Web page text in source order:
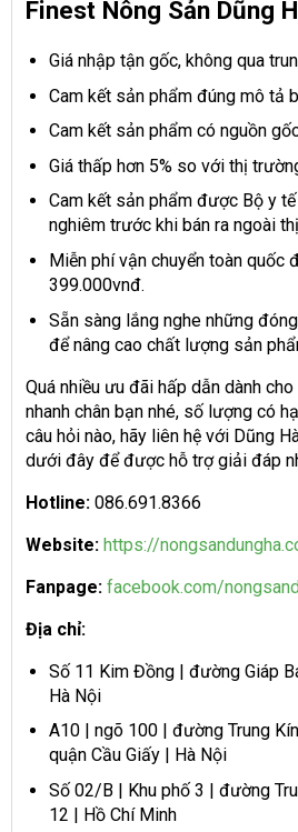
Finest Nông Sản Dũng
Giá nhập tận gốc, không qua
Cam kết sản phẩm đúng mô tả
Cam kết sản phẩm có nguồn
Giá thấp hơn 5% so với thị
Cam kết sản phẩm được Bộ y
nghiêm trước khi bán ra ngoài
Miễn phí vận chuyển toàn quốc
399.000vnđ.
Sẵn sàng lắng nghe những
để nâng cao chất lượng sản
Quá nhiều ưu đãi hấp dẫn dành
nhanh chân bạn nhé, số lượng có
câu hỏi nào, hãy liên hệ với Dũng
dưới đây để được hỗ trợ giải đáp
Hotline: 086.691.8366
Website: https://
Fanpage: facebook.com/
Địa chỉ:
Số 11 Kim Đồng | đường Giáp
Hà Nội
A10 | ngõ 100 | đường Trung
quận Cầu Giấy | Hà Nội
Số 02/B | Khu phố 3 | đường
12 | Hồ Chí Minh